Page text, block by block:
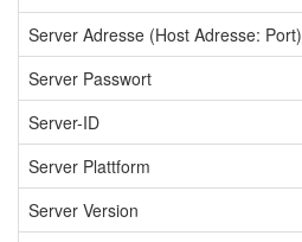
Server Adresse (Host Adresse: Port)
Server Passwort
Server-ID
Server Plattform
Server Version